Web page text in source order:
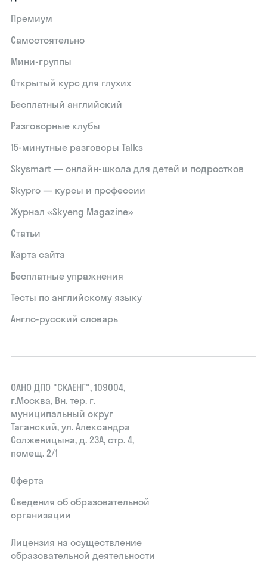
Премиум
Самостоятельно
Мини-группы
Открытый курс для глухих
Бесплатный английский
Разговорные клубы
15‑минутные разговоры Talks
Skysmart — онлайн-школа для детей и подростков
Skypro — курсы и профессии
Журнал «Skyeng Magazine»
Статьи
Карта сайта
Бесплатные упражнения
Тесты по английскому языку
Англо-русский словарь
ОАНО ДПО "СКАЕНГ", 109004,
г.Москва, Вн. тер. г.
муниципальный округ
Таганский, ул. Александра
Солженицына, д. 23А, стр. 4,
помещ. 2/1
Оферта
Сведения об образовательной
организации
Лицензия на осуществление
образовательной деятельности